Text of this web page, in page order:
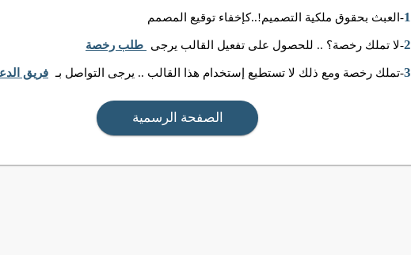
1-العبث بحقوق ملكية التصميم!..كإخفاء توقيع المصمم
2-لا تملك رخصة؟ .. للحصول على تفعيل القالب يرجى طلب رخصة
3-تملك رخصة ومع ذلك لا تستطيع إستخدام هذا القالب .. يرجى التواصل بـ فريق
الصفحة الرسمية